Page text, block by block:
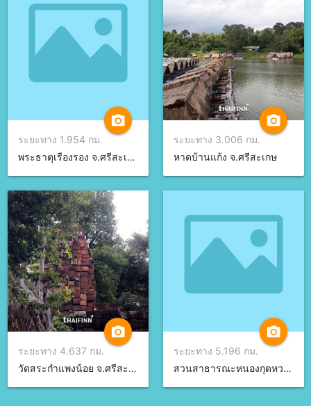
camera_alt
ระยะทาง 1.954 กม.
พระธาตุเรืองรอง จ.ศรีสะเกษ
camera_alt
ระยะทาง 3.006 กม.
หาดบ้านแก้ง จ.ศรีสะเกษ
camera_alt
ระยะทาง 4.637 กม.
วัดสระกำแพงน้อย จ.ศรีสะเกษ
camera_alt
ระยะทาง 5.196 กม.
สวนสาธารณะหนองกุดหวาย จ.ศรีสะเกษ